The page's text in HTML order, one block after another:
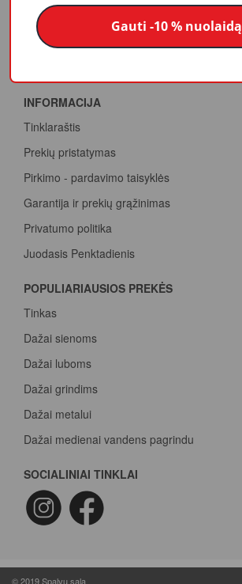
Dažų spalvinimas
Termovizija
INFORMACIJA
Tinklaraštis
Prekių pristatymas
Pirkimo - pardavimo taisyklės
Garantija ir prekių grąžinimas
Privatumo politika
Juodasis Penktadienis
POPULIARIAUSIOS PREKĖS
Tinkas
Dažai sienoms
Dažai luboms
Dažai grindims
Dažai metalui
Dažai medienai vandens pagrindu
Dažai betonui
Dažymo voleliai
Epoksidinė danga
SOCIALINIAI TINKLAI
© 2019 Spalvų sala
Gauti -10 % nuolaidą